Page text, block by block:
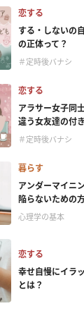
恋する
する・しないの
の正体って？
＃定時後バナシ
恋する
アラサー女子同
違う女友達の付
＃定時後バナシ
暮らす
アンダーマイニ
陥らないための
心理学の基本
恋する
幸せ自慢にイラ
とは？